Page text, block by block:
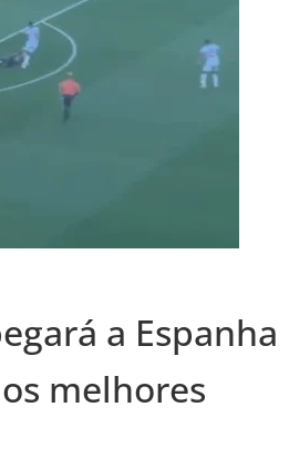
a Espanha
melhores